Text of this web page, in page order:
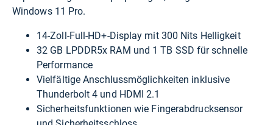
Windows 11 Pro.
14-Zoll-Full-HD+-Display mit 300 Nits Helligkeit
32 GB LPDDR5x RAM und 1 TB SSD für schnelle
Performance
Vielfältige Anschlussmöglichkeiten inklusive
Thunderbolt 4 und HDMI 2.1
Sicherheitsfunktionen wie Fingerabdrucksensor